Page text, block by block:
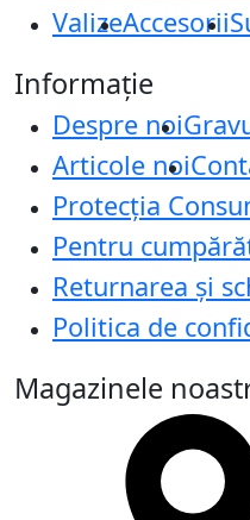
ValizeAccesorii
Informație
Despre noi
Articole noi
Protecţia
Pentru
Returnarea și
Politica de
Magazinele